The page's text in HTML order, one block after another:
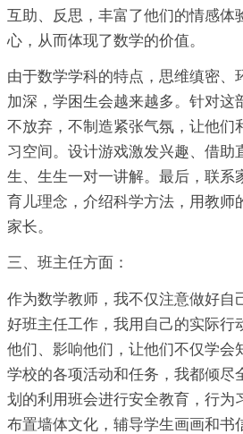
互助、反思，丰富了他们的情感体
心，从而体现了数学的价值。
由于数学学科的特点，思维缜密、
加深，学困生会越来越多。针对这
不放弃，不制造紧张气氛，让他们
习空间。设计游戏激发兴趣、借助
生、生生一对一讲解。最后，联系
育儿理念，介绍科学方法，用教师
家长。
三、班主任方面：
作为数学教师，我不仅注意做好自
好班主任工作，我用自己的实际行
他们、影响他们，让他们不仅学会
学校的各项活动和任务，我都倾尽
划的利用班会进行安全教育，行为
布置墙体文化，辅导学生画画和书